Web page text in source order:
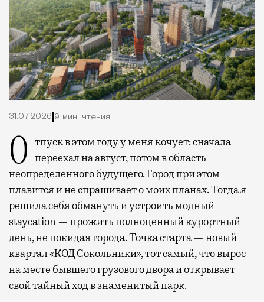
31.07.2026 9 мин. чтения
Отпуск в этом году у меня кочует: сначала переехал на август, потом в область
неопределенного будущего. Город при этом
плавится и не спрашивает о моих планах. Тогда я
решила себя обмануть и устроить модный
staycation — прожить полноценный курортный
день, не покидая города. Точка старта — новый
квартал«КОД Сокольники», тот самый, что вырос
на месте бывшего грузового двора и открывает
свой тайный ход в знаменитый парк.